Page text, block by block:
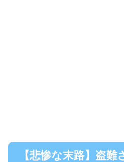
【悲惨な末路】盗